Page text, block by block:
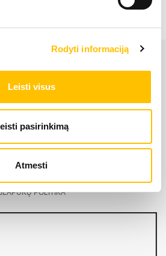
Rodyti informaciją
Leisti visus
pasirinkimą
Atmesti
LIEBHERR produkciją,
Lietuvos teritorijoje.
POLITIKA